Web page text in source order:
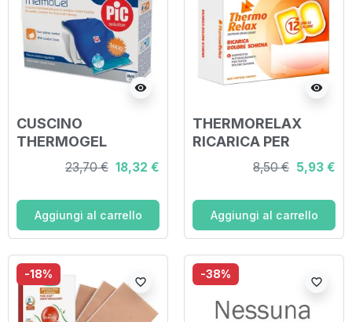
visibility
CUSCINO
THERMOGEL
RIUTILIZZABILE PER
TERAPIA CALDO
CON FODERA
FASCIA ELASTICA
23,70 € 18,32 €
Aggiungi al carrello
visibility
THERMORELAX
RICARICA PER
FASCIA DOLORE
LOMBARE 6
AUTORISCALDANTI
8,50 € 5,93 €
Aggiungi al carrello
-18%
favorite_border
-38%
favorite_border